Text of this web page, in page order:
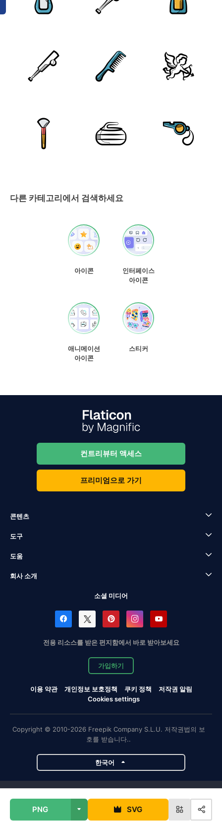
PNG SVG
다른 카테고리에서 검색하세요
아이콘
인터페이스
아이콘
애니메이션
아이콘
스티커
컨트리뷰터 액세스
프리미엄으로 가기
콘텐츠
도구
도움
회사 소개
소셜 미디어
전용 리소스를 받은 편지함에서 바로 받아보세요
가입하기
이용 약관 개인정보 보호정책 쿠키 정책
저작권 알림
Cookies settings
Copyright © 2010-2026 Freepik Company S.L.U. 저작권법의 보
호를 받습니다..
한국어